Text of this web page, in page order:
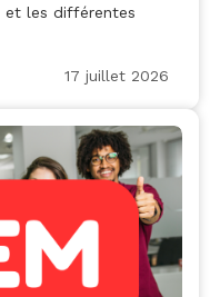
et les différentes
17 juillet 2026